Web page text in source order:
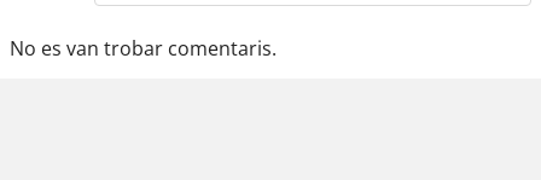
No es van trobar comentaris.